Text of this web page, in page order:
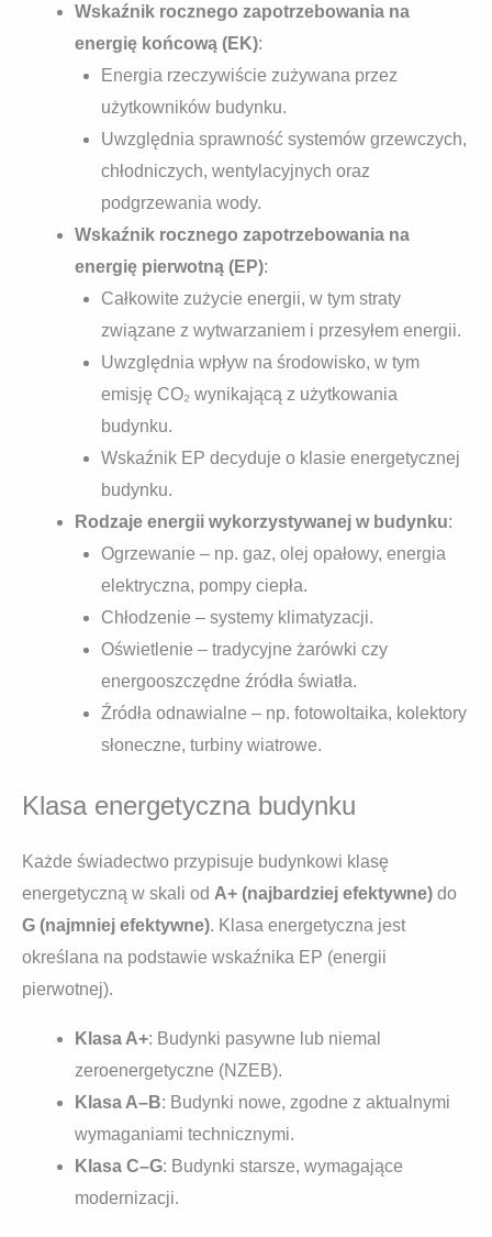
Wskaźnik rocznego zapotrzebowania na
energię końcową (EK):
Energia rzeczywiście zużywana przez
użytkowników budynku.
Uwzględnia sprawność systemów grzewczych,
chłodniczych, wentylacyjnych oraz
podgrzewania wody.
Wskaźnik rocznego zapotrzebowania na
energię pierwotną (EP):
Całkowite zużycie energii, w tym straty
związane z wytwarzaniem i przesyłem energii.
Uwzględnia wpływ na środowisko, w tym
emisję CO₂ wynikającą z użytkowania
budynku.
Wskaźnik EP decyduje o klasie energetycznej
budynku.
Rodzaje energii wykorzystywanej w budynku:
Ogrzewanie – np. gaz, olej opałowy, energia
elektryczna, pompy ciepła.
Chłodzenie – systemy klimatyzacji.
Oświetlenie – tradycyjne żarówki czy
energooszczędne źródła światła.
Źródła odnawialne – np. fotowoltaika, kolektory
słoneczne, turbiny wiatrowe.
Klasa energetyczna budynku
Każde świadectwo przypisuje budynkowi klasę
energetyczną w skali od A+ (najbardziej efektywne) do
G (najmniej efektywne). Klasa energetyczna jest
określana na podstawie wskaźnika EP (energii
pierwotnej).
Klasa A+: Budynki pasywne lub niemal
zeroenergetyczne (NZEB).
Klasa A–B: Budynki nowe, zgodne z aktualnymi
wymaganiami technicznymi.
Klasa C–G: Budynki starsze, wymagające
modernizacji.